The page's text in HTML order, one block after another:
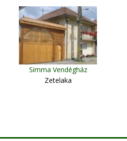
Simma Vendégház
Zetelaka